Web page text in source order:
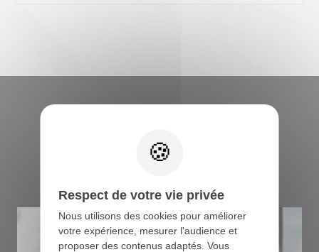
Retrouvez tous les
conseils du boucher
Respect de votre vie privée
Nous utilisons des cookies pour améliorer
votre expérience, mesurer l'audience et
proposer des contenus adaptés. Vous